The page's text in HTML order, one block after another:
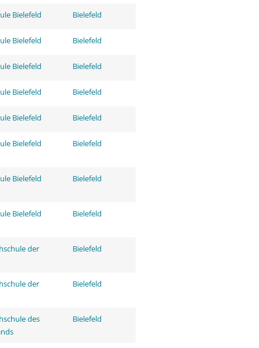
Bielefeld Bielefeld
Bielefeld Bielefeld
Bielefeld Bielefeld
Bielefeld Bielefeld
Bielefeld Bielefeld
Bielefeld Bielefeld
Bielefeld Bielefeld
Bielefeld Bielefeld
der
Bielefeld
der
Bielefeld
des
Bielefeld